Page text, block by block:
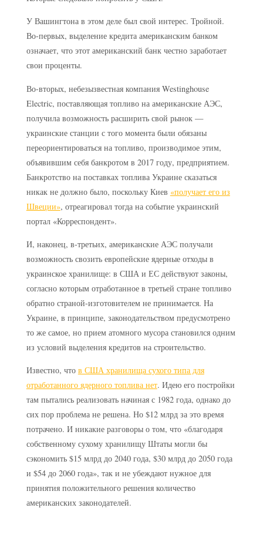
У Вашингтона в этом деле был свой интерес. Тройной.
Во-первых, выделение кредита американским банком
означает, что этот американский банк честно заработает
свои проценты.
Во-вторых, небезызвестная компания Westinghouse
Electric, поставляющая топливо на американские АЭС,
получила возможность расширить свой рынок —
украинские станции с того момента были обязаны
переориентироваться на топливо, производимое этим,
объявившим себя банкротом в 2017 году, предприятием.
Банкротство на поставках топлива Украине сказаться
никак не должно было, поскольку Киев «получает его из
Швеции», отреагировал тогда на событие украинский
портал «Корреспондент».
И, наконец, в-третьих, американские АЭС получали
возможность свозить европейские ядерные отходы в
украинское хранилище: в США и ЕС действуют законы,
согласно которым отработанное в третьей стране топливо
обратно страной-изготовителем не принимается. На
Украине, в принципе, законодательством предусмотрено
то же самое, но прием атомного мусора становился одним
из условий выделения кредитов на строительство.
Известно, что в США хранилища сухого типа для
отработанного ядерного топлива нет. Идею его постройки
там пытались реализовать начиная с 1982 года, однако до
сих пор проблема не решена. Но $12 млрд за это время
потрачено. И никакие разговоры о том, что «благодаря
собственному сухому хранилищу Штаты могли бы
сэкономить $15 млрд до 2040 года, $30 млрд до 2050 года
и $54 до 2060 года», так и не убеждают нужное для
принятия положительного решения количество
американских законодателей.